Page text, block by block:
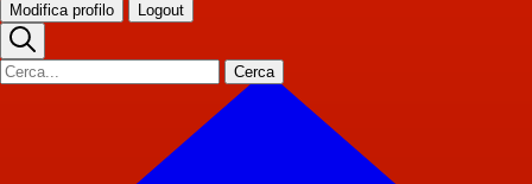
Modifica profilo Logout
Cerca